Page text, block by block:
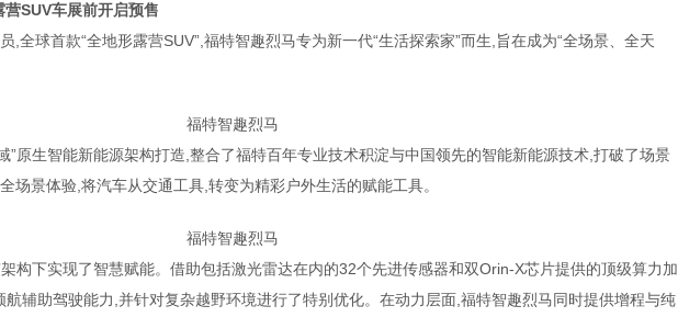
营SUV车展前开启预售
,全球首款“全地形露营SUV”,福特智趣烈马专为新一代“生活探索家”而生,旨在成为“全场景、全天
福特智趣烈马
”原生智能新能源架构打造,整合了福特百年专业技术积淀与中国领先的智能新能源技术,打破了场景
场景体验,将汽车从交通工具,转变为精彩户外生活的赋能工具。
福特智趣烈马
构下实现了智慧赋能。借助包括激光雷达在内的32个先进传感器和双Orin-X芯片提供的顶级算力加
辅助驾驶能力,并针对复杂越野环境进行了特别优化。在动力层面,福特智趣烈马同时提供增程与纯